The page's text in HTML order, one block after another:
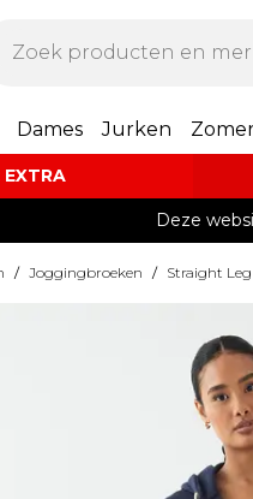
Dames Jurken
Deze
/ Joggingbroeken / Straight